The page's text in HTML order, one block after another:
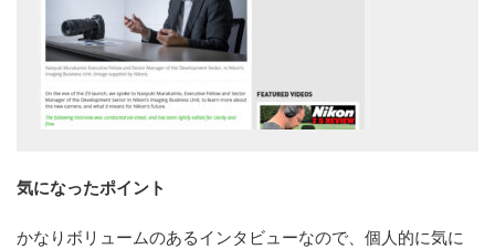
気になったポイント
かなりボリュームのあるインタビューなので、個人的に気に